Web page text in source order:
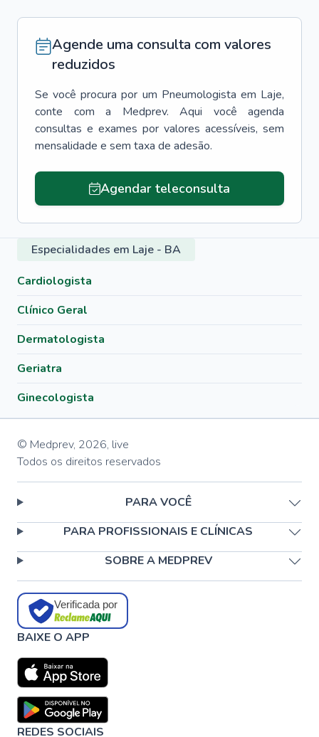
Agende uma consulta com valores
reduzidos
Se você procura por um Pneumologista em Laje,
conte com a Medprev. Aqui você agenda
consultas e exames por valores acessíveis, sem
mensalidade e sem taxa de adesão.
Agendar teleconsulta
Especialidades em Laje - BA
Cardiologista
Clínico Geral
Dermatologista
Geriatra
Ginecologista
© Medprev, 2026, live
Todos os direitos reservados
PARA VOCÊ
PARA PROFISSIONAIS E CLÍNICAS
SOBRE A MEDPREV
Verificada por
BAIXE O APP
REDES SOCIAIS